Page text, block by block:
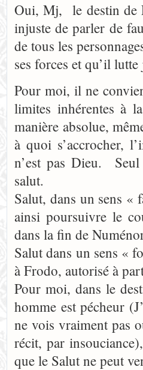
Oui, Mj, le destin de
injuste de parler de
de tous les
ses forces et qu’il
Pour moi, il ne
limites inhérentes à
manière absolue,
à quoi s’accrocher,
n’est pas Dieu.
salut.
Salut, dans un sens
ainsi poursuivre le
dans la fin de
Salut dans un sens «
à Frodo, autorisé à
Pour moi, dans le
homme est pécheur
ne vois vraiment pas
récit, par
que le Salut ne peut